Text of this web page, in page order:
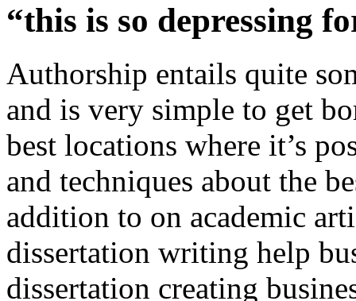
“this is so depressing
Authorship entails quite
and is very simple to get
best locations where it’s
and techniques about the
addition to on academic
dissertation writing help
dissertation creating